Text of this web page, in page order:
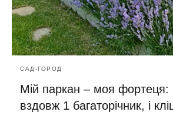
САД-ГОРОД
Мій паркан – моя фортеця:
вздовж 1 багаторічник, і